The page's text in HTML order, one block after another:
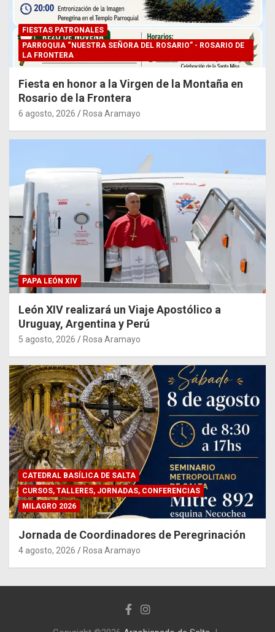
FIESTAS PATRONALES
PARROQUIA “NUESTRA SEÑORA DEL ROSARIO” - ROSARIO DE
LA FRONTERA
Fiesta en honor a la Virgen de la Montaña en
Rosario de la Frontera
6 agosto, 2026 Rosa Aramayo
PAPA LEÓN XIV
León XIV realizará un Viaje Apostólico a
Uruguay, Argentina y Perú
5 agosto, 2026 Rosa Aramayo
CATEDRAL BASÍLICA DE SALTA
CURSOS, TALLERES, JORNADAS, CONFERENCIAS
MILAGRO 2026
Jornada de Coordinadores de Peregrinación
4 agosto, 2026 Rosa Aramayo